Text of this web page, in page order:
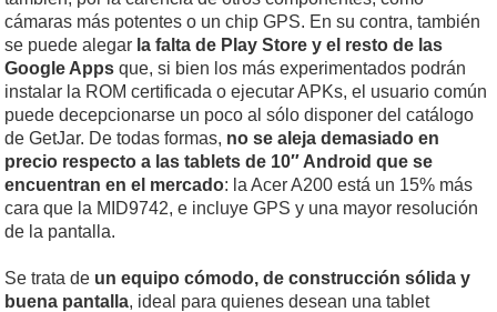
cámaras más potentes o un chip GPS. En su contra, también
se puede alegar la falta de Play Store y el resto de las
Google Apps que, si bien los más experimentados podrán
instalar la ROM certificada o ejecutar APKs, el usuario común
puede decepcionarse un poco al sólo disponer del catálogo
de GetJar. De todas formas, no se aleja demasiado en
precio respecto a las tablets de 10″ Android que se
encuentran en el mercado: la Acer A200 está un 15% más
cara que la MID9742, e incluye GPS y una mayor resolución
de la pantalla.
Se trata de un equipo cómodo, de construcción sólida y
buena pantalla, ideal para quienes desean una tablet